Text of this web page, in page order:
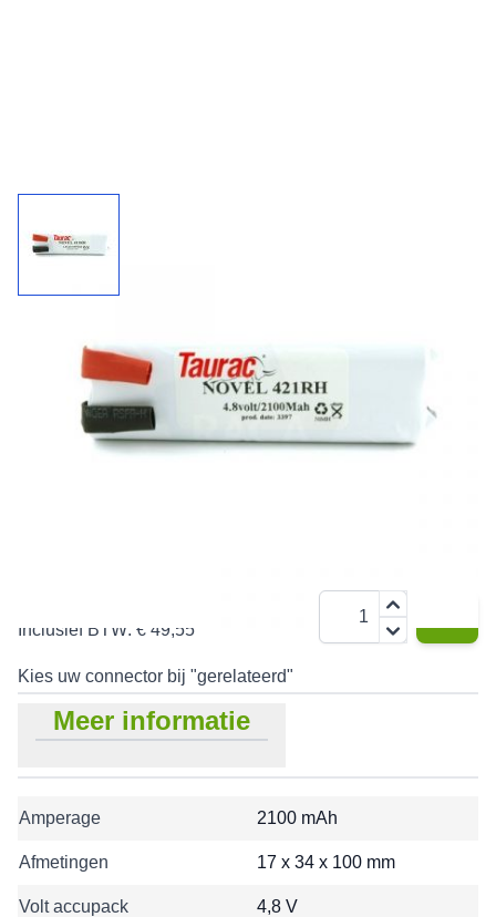
Kies uw connector bij "'meer informatie".
Inclusief BTW: € 49,55
Kies uw connector bij "gerelateerd"
Meer informatie
Amperage 2100 mAh
Afmetingen 17 x 34 x 100 mm
Volt accupack 4,8 V